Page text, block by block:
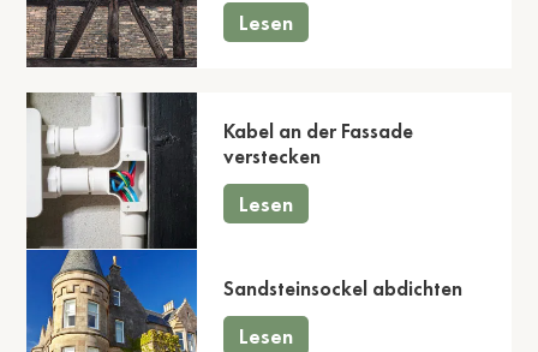
Lesen
Kabel an der Fassade
verstecken
Lesen
Sandsteinsockel abdichten
Lesen